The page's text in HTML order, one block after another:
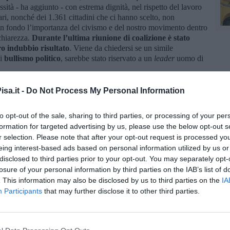
- Do Not Process My Personal Information
opt-out of the sale, sharing to third parties, or processing of your
for targeted advertising by us, please use the below opt-out
selection. Please note that after your opt-out request is processed
interest-based ads based on personal information utilized by us
to third parties prior to your opt-out. You may separately
of your personal information by third parties on the IAB’s list of
This information may also be disclosed by us to third parties on the
Participants that may further disclose it to other third parties.
- ha aggiunto - con estrema dignità, nel rispetto del lavoro
nonché dei 1.361 cittadini che ci hanno scelto, non
fondo l’importanza del civismo e del nostro movimento dentro
Durante l’ultima riunione di coalizione è stato
indubbio risultato. Viene da chiedersi se un simile
bullismo politico, sarebbe stato riservato a un leader uomo di
un desiderio di cambiamento, almeno di ruolo e di
nato nel 2020 e le preferenze personali sono lì a
votato Per Voi dentro un progetto politico preciso e quel
costo e non in nome di scelte di posizione. Il lavoro della lista
in Consiglio comunale e nelle commissioni".
di Per Voi in Consiglio comunale. "Siamo sempre
fedeli e grati di qualunque cosa ci venga proposta - ha
aperti a un confronto a cui il sindaco sembra non volersi
nello stile con cui ci si confronta. La nostra priorità è
con libertà e serietà, per Cascina e solo per Cascina.
di farlo in Giunta , ma continueremo a farlo insieme alle